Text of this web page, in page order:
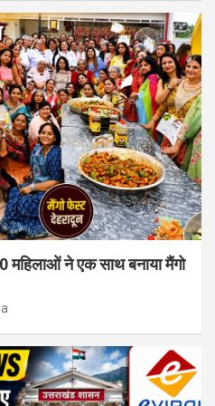
महिलाओं ने एक साथ बनाया मैंगो